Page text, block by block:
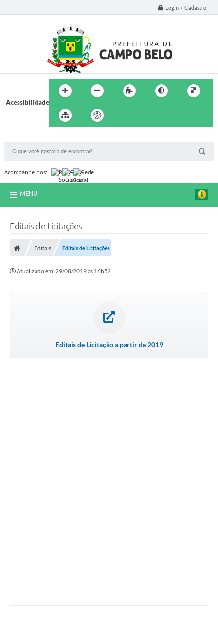
Login / Cadastro
Acessibilidade
Acompanhe-nos:
MENU
Editais de Licitações
Editais Editais de Licitações
Atualizado em: 29/08/2019 às 16h52
Editais de Licitação a partir de 2019